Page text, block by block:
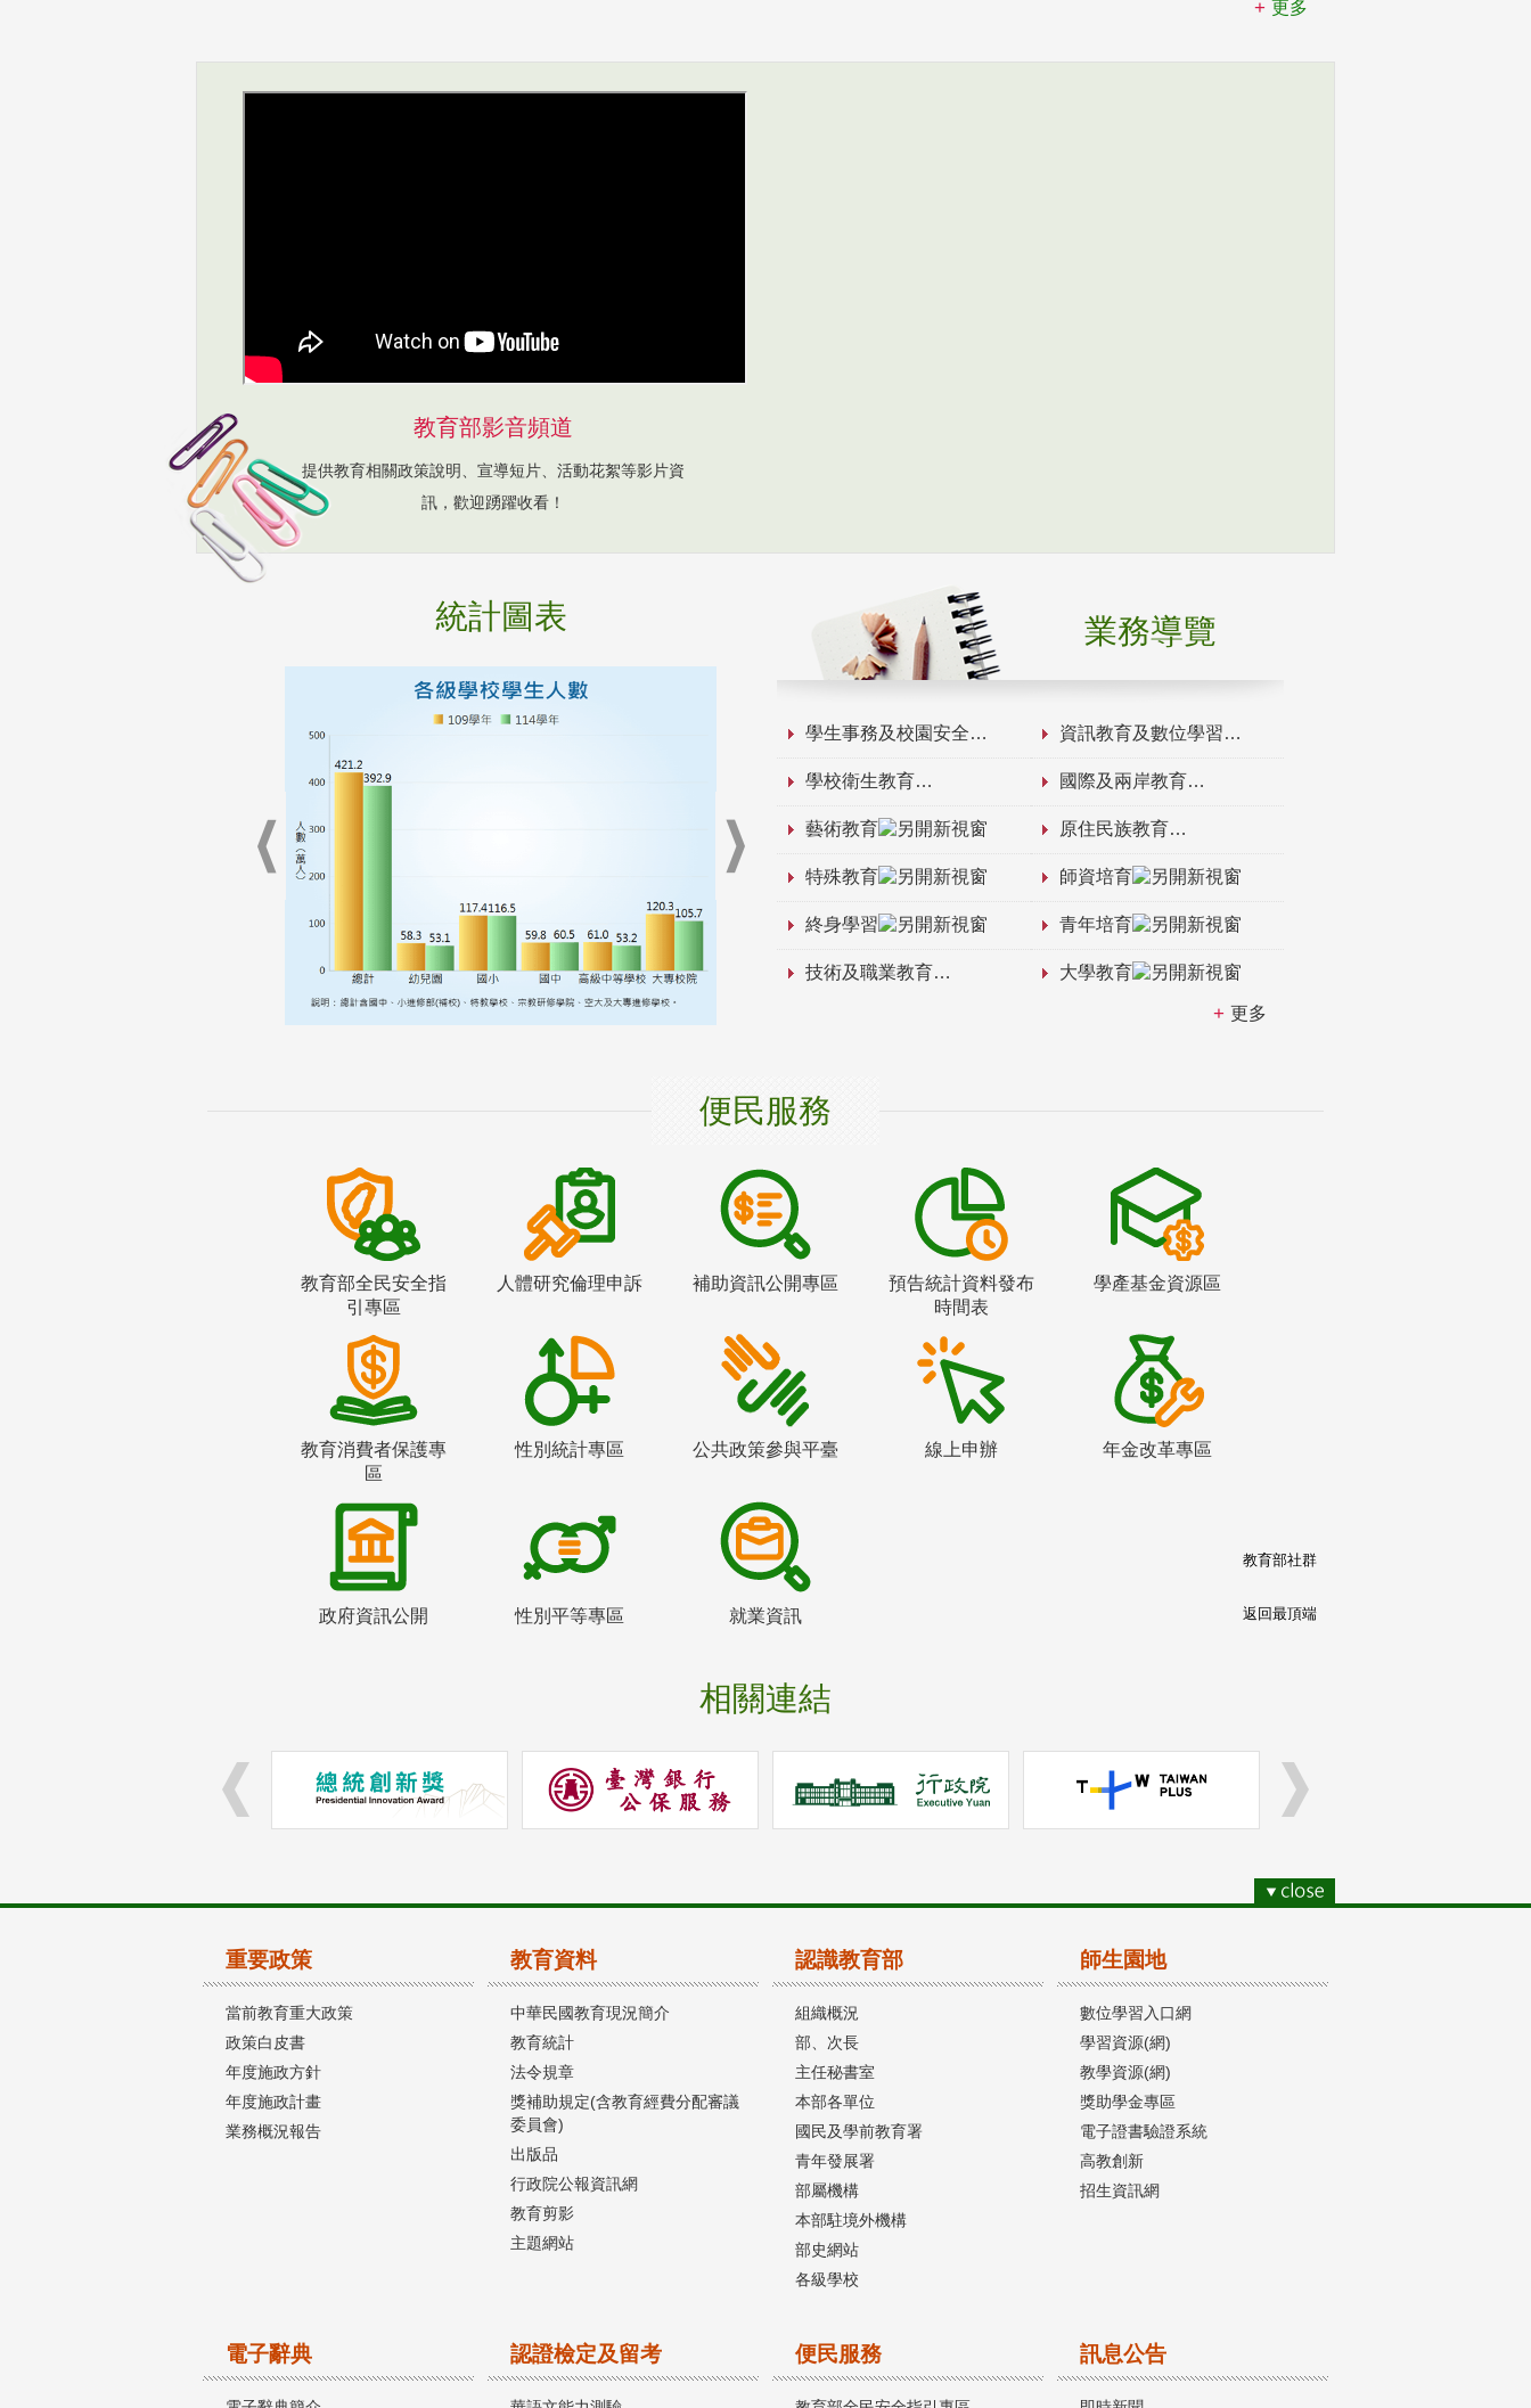
更多
教育部影音頻道
提供教育相關政策說明、宣導短片、活動花絮等影片資
訊，歡迎踴躍收看！
統計圖表 業務導覽
學生事務及校園安全 資訊教育及數位學習
學校衛生教育 國際及兩岸教育
藝術教育 原住民族教育
特殊教育 師資培育
終身學習 青年培育
技術及職業教育 大學教育
更多
便民服務
教育部全民安全指
引專區
人體研究倫理申訴 補助資訊公開專區
預告統計資料發布
時間表
學產基金資源區
教育消費者保護專
區
性別統計專區 公共政策參與平臺 線上申辦 年金改革專區
政府資訊公開 性別平等專區 就業資訊
相關連結
教育部社群
返回最頂端
重要政策
當前教育重大政策
政策白皮書
年度施政方針
年度施政計畫
業務概況報告
教育資料
中華民國教育現況簡介
教育統計
法令規章
獎補助規定(含教育經費分配審議
委員會)
出版品
行政院公報資訊網
教育剪影
主題網站
認識教育部
組織概況
部、次長
主任秘書室
本部各單位
國民及學前教育署
青年發展署
部屬機構
本部駐境外機構
部史網站
各級學校
師生園地
數位學習入口網
學習資源(網)
教學資源(網)
獎助學金專區
電子證書驗證系統
高教創新
招生資訊網
電子辭典 認證檢定及留考 便民服務 訊息公告